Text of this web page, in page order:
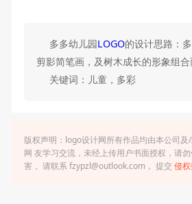
多多幼儿园LOGO的设计思路：
剪影简笔画，及树木成长的形象组
关键词：儿童，多彩
版权声明：logo设计网所有作品均由本公司
网 友学习交流，未经上传用户书面授权，请
害， 请联系 fzypzl@outlook.com， 提交 侵